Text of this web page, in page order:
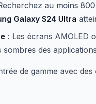
au moins
Galaxy S24 Ultra
: Les écrans AMOLED
des
de gamme avec